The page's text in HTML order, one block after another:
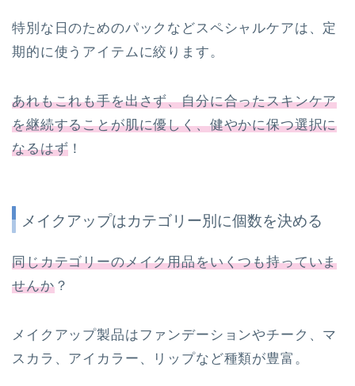
特別な日のためのパックなどスペシャルケアは、定
期的に使うアイテムに絞ります。
あれもこれも手を出さず、自分に合ったスキンケア
を継続することが肌に優しく、健やかに保つ選択に
なるはず ！
メイクアップはカテゴリー別に個数を決める
同じカテゴリーのメイク用品をいくつも持っていま
せんか？
メイクアップ製品はファンデーションやチーク、マ
スカラ、アイカラー、リップなど種類が豊富。